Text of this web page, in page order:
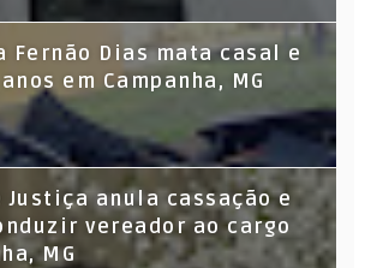
Fernão Dias mata casal e
em Campanha, MG
Justiça anula cassação e
vereador ao cargo
MG